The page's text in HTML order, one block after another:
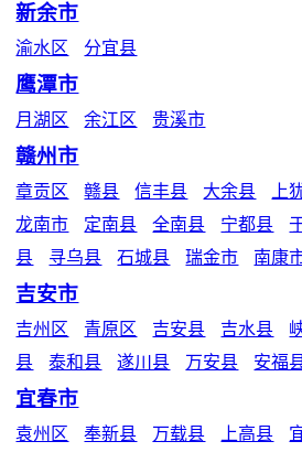
新余市
渝水区 分宜县
鹰潭市
月湖区 余江区 贵溪市
赣州市
章贡区 赣县 信丰县 大余县 上
龙南市
定南县 全南县 宁都县
县
寻乌县 石城县 瑞金市 南康
吉安市
吉州区 青原区 吉安县 吉水县
县
泰和县 遂川县 万安县 安福
宜春市
袁州区 奉新县 万载县 上高县